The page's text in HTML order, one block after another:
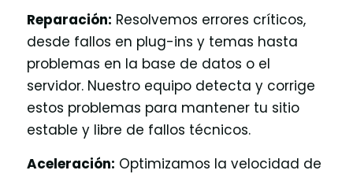
Reparación: Resolvemos errores críticos,
desde fallos en plug-ins y temas hasta
problemas en la base de datos o el
servidor. Nuestro equipo detecta y corrige
estos problemas para mantener tu sitio
estable y libre de fallos técnicos.
Aceleración: Optimizamos la velocidad de